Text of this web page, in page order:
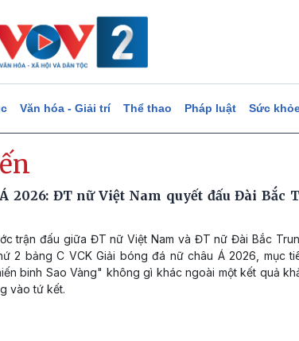
Văn hóa - Giải trí Thể thao Pháp luật Sức
2026: ĐT nữ Việt Nam quyết đấu Đài Bắc
trận đấu giữa ĐT nữ Việt Nam và ĐT nữ Đài Bắc
2 bảng C VCK Giải bóng đá nữ châu Á 2026, mục
binh Sao Vàng" không gì khác ngoài một kết quả
vào tứ kết.